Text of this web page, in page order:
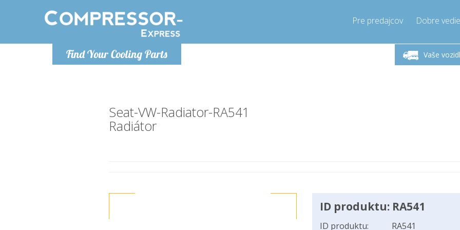
Find Your Cooling Parts
Pre predajcov Dobre
Vaše
Pondelok-Piatok 9-17h
Zavolajte teraz!
+421905357897
Seat-VW-Radiator-RA541
Radiátor
ID produktu: RA541
ID produktu:
RA541